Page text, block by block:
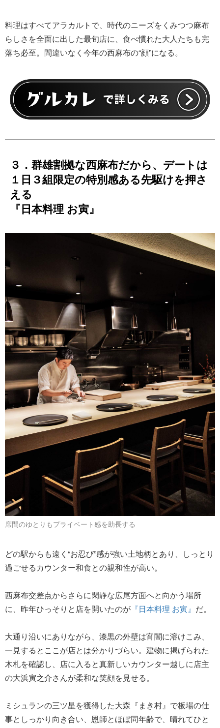
料理はすべてアラカルトで、時代のニーズをくみつつ麻布
らしさを全面に出した最旬店に、食べ慣れた大人たちも完
落ち必至。間違いなく今年の西麻布の“顔”になる。
３．群雄割拠な西麻布だから、デートは
１日３組限定の特別感ある先駆けを押さ
える
『日本料理 お寅』
席間のゆとりもプライベート感を助長する
どの駅からも遠く“お忍び”感が強い土地柄とあり、しっとり
過ごせるカウンター和食との親和性が高い。
西麻布交差点からさらに閑静な広尾方面へと向かう場所
に、昨年ひっそりと店を開いたのが 『日本料理 お寅』 だ。
大通り沿いにありながら、漆黒の外壁は宵闇に溶けこみ、
一見するとここが店とは分かりづらい。建物に掲げられた
木札を確認し、店に入ると真新しいカウンター越しに店主
の大浜寅之介さんが柔和な笑顔を見せる。
ミシュランの三ツ星を獲得した大森『まき村』で板場の仕
事としっかり向き合い、恩師とほぼ同年齢で、晴れてひと